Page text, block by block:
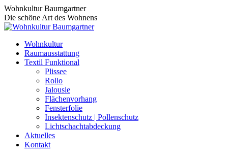
Zum
Inhalt
springen
Wohnkultur Baumgartner
Die schöne Art des Wohnens
Wohnkultur
Raumausstattung
Textil Funktional
Plissee
Rollo
Jalousie
Flächenvorhang
Fensterfolie
Insektenschutz | Pollenschutz
Lichtschachtabdeckung
Aktuelles
Kontakt